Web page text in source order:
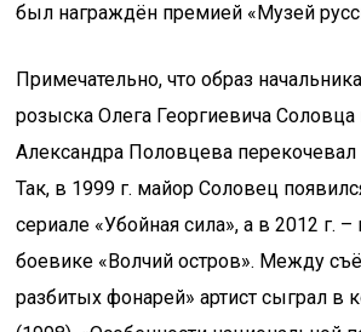
был награждён премией «Музей
Примечательно, что образ
розыска Олега Георгиевича
Александра Половцева перекочевал
Так, в 1999 г. майор Соловец
сериале «Убойная сила», а в 2012 г.
боевике «Волчий остров». Между
разбитых фонарей» артист сыграл в